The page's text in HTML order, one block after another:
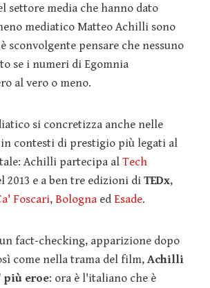
settore media che hanno dato
mediatico Matteo Achilli sono
sconvolgente pensare che nessuno
se i numeri di Egomnia
al vero o meno.
si concretizza anche nelle
contesti di prestigio più legati al
Achilli partecipa al Tech
2013 e a ben tre edizioni di TEDx,
Foscari, Bologna ed Esade.
fact-checking, apparizione dopo
come nella trama del film, Achilli
più eroe: ora è l'italiano che è